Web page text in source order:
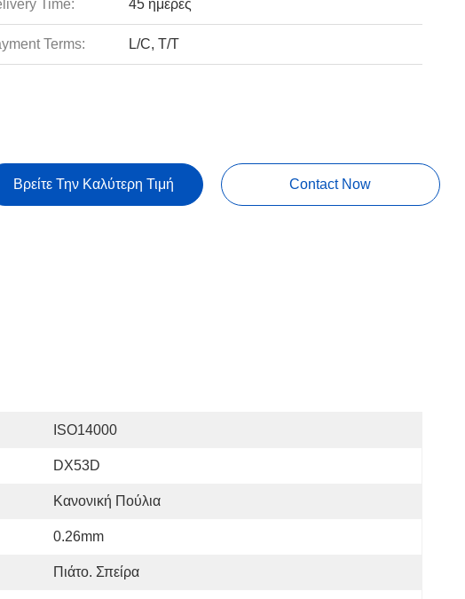
Time: 45 ημέρες
Terms: L/C, T/T
Βρείτε Την Καλύτερη Τιμή Contact Now
ISO14000
DX53D
Κανονική Πούλια
0.26mm
Πιάτο. Σπείρα